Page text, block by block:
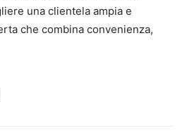
una clientela ampia e
che combina convenienza,